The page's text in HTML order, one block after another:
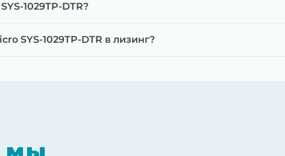
на специализированном оборудовании с
нагрузкой в течение 72 часов для проверки
1029TP-DTR?
SYS-1029TP-DTR в лизинг?